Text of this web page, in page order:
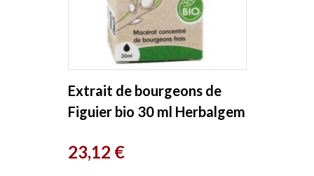
Extrait de bourgeons de
Figuier bio 30 ml Herbalgem
Prix
23,12 €